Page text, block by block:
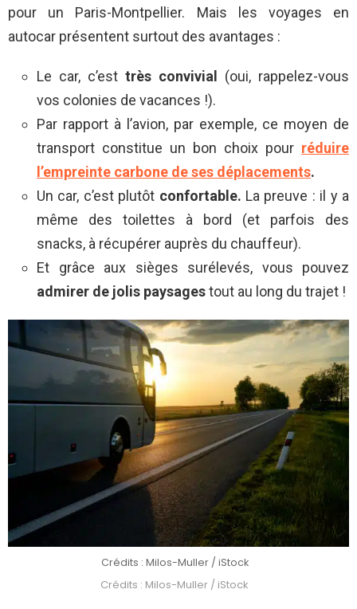
pour un Paris-Montpellier. Mais les voyages en
autocar présentent surtout des avantages :
Le car, c’est très convivial (oui, rappelez-vous
vos colonies de vacances !).
Par rapport à l’avion, par exemple, ce moyen de
transport constitue un bon choix pour réduire
l’empreinte carbone de ses déplacements.
Un car, c’est plutôt confortable. La preuve : il y a
même des toilettes à bord (et parfois des
snacks, à récupérer auprès du chauffeur).
Et grâce aux sièges surélevés, vous pouvez
admirer de jolis paysagestout au long du trajet !
Crédits : Milos-Muller / iStock
Crédits : Milos-Muller / iStock